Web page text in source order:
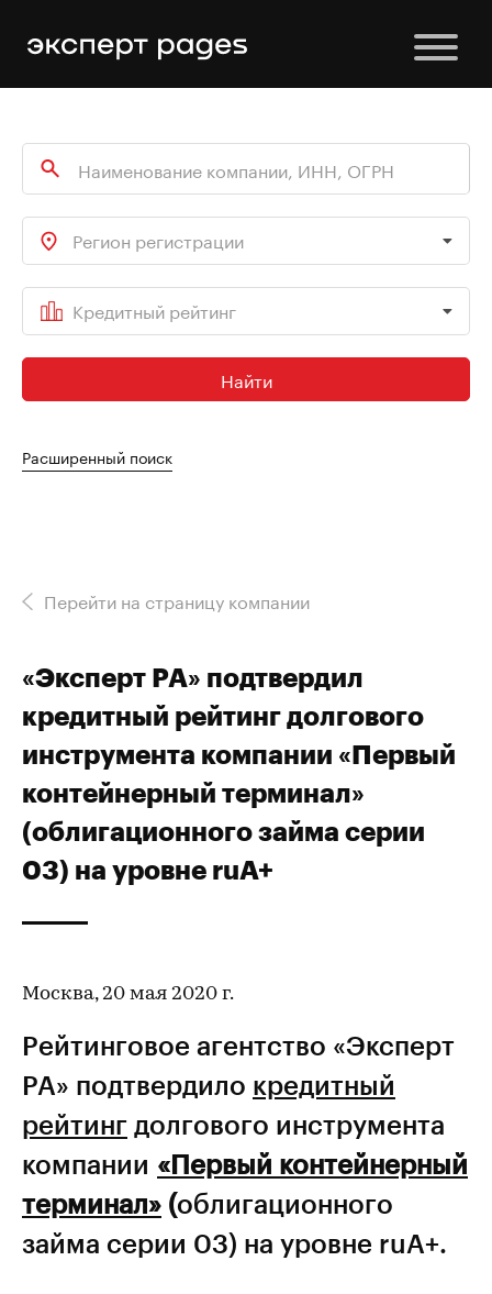
Регион регистрации
Кредитный рейтинг
Найти
Расширенный поиск
Перейти на страницу компании
«Эксперт РА» подтвердил
кредитный рейтинг долгового
инструмента компании «Первый
контейнерный терминал»
(облигационного займа серии
03) на уровне ruА+
Москва, 20 мая 2020 г.
Рейтинговое агентство «Эксперт
РА» подтвердило кредитный
рейтинг долгового инструмента
компании «Первый контейнерный
терминал» (облигационного
займа серии 03) на уровне ruА+.